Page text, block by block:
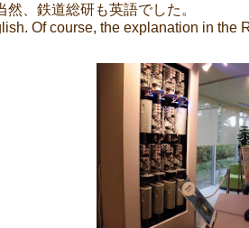
、鉄道総研も英語でした。
Of course, the explanation in the